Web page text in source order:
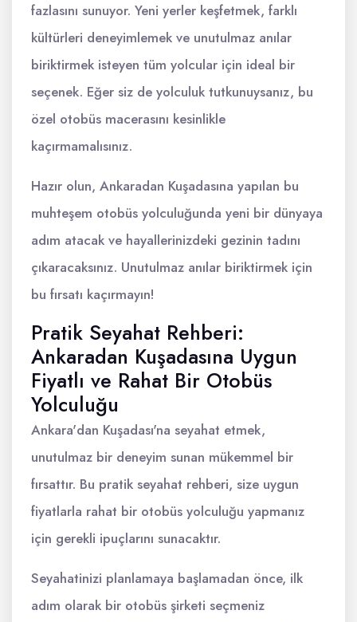
fazlasını sunuyor. Yeni yerler keşfetmek, farklı
kültürleri deneyimlemek ve unutulmaz anılar
biriktirmek isteyen tüm yolcular için ideal bir
seçenek. Eğer siz de yolculuk tutkunuysanız, bu
özel otobüs macerasını kesinlikle
kaçırmamalısınız.
Hazır olun, Ankaradan Kuşadasına yapılan bu
muhteşem otobüs yolculuğunda yeni bir dünyaya
adım atacak ve hayallerinizdeki gezinin tadını
çıkaracaksınız. Unutulmaz anılar biriktirmek için
bu fırsatı kaçırmayın!
Pratik Seyahat Rehberi:
Ankaradan Kuşadasına Uygun
Fiyatlı ve Rahat Bir Otobüs
Yolculuğu
Ankara'dan Kuşadası'na seyahat etmek,
unutulmaz bir deneyim sunan mükemmel bir
fırsattır. Bu pratik seyahat rehberi, size uygun
fiyatlarla rahat bir otobüs yolculuğu yapmanız
için gerekli ipuçlarını sunacaktır.
Seyahatinizi planlamaya başlamadan önce, ilk
adım olarak bir otobüs şirketi seçmeniz